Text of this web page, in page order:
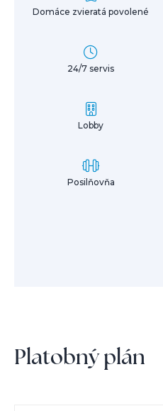
Domáce zvieratá povolené
24/7 servis
Lobby
Posilňovňa
Platobný plán